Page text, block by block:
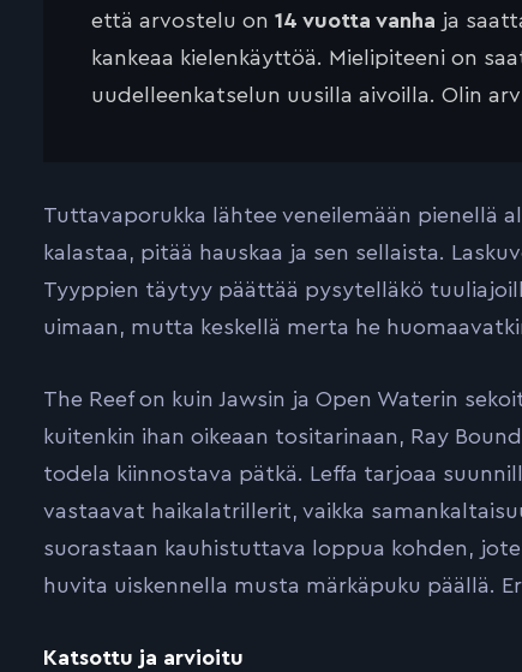
että arvostelu on 14 vuotta vanha ja
kankeaa kielenkäyttöä. Mielipiteeni on
uudelleenkatselun uusilla aivoilla. Olin
Tuttavaporukka lähtee veneilemään pienellä
kalastaa, pitää hauskaa ja sen sellaista.
Tyyppien täytyy päättää pysytelläkö
uimaan, mutta keskellä merta he
The Reef on kuin Jawsin ja Open Waterin
kuitenkin ihan oikeaan tositarinaan, Ray
todela kiinnostava pätkä. Leffa tarjoaa
vastaavat haikalatrillerit, vaikka
suorastaan kauhistuttava loppua kohden,
huvita uiskennella musta märkäpuku päällä.
Katsottu ja arvioitu